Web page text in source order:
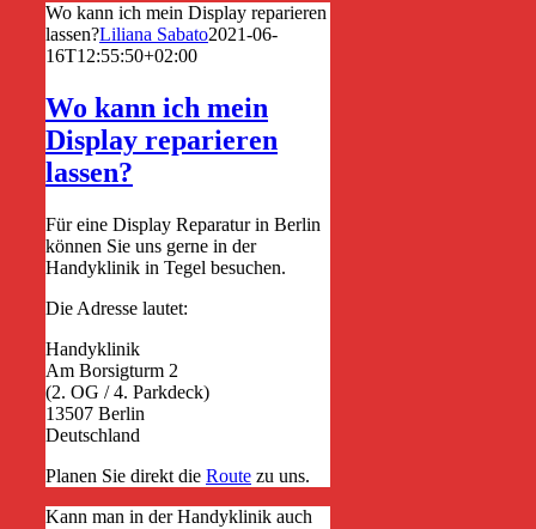
Wo kann ich mein Display reparieren
lassen?Liliana Sabato2021-06-
16T12:55:50+02:00
Wo kann ich mein
Display reparieren
lassen?
Für eine Display Reparatur in Berlin
können Sie uns gerne in der
Handyklinik in Tegel besuchen.
Die Adresse lautet:
Handyklinik
Am Borsigturm 2
(2. OG / 4. Parkdeck)
13507 Berlin
Deutschland
Planen Sie direkt die Route zu uns.
Kann man in der Handyklinik auch